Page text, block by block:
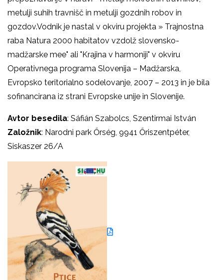
metulji suhih travnišč in metulji gozdnih robov in
gozdov.Vodnik je nastal v okviru projekta » Trajnostna
raba Natura 2000 habitatov vzdolž slovensko-
madžarske mee" ali "Krajina v harmoniji" v okviru
Operativnega programa Slovenija – Madžarska,
Evropsko teritorialno sodelovanje, 2007 – 2013 in je bila
sofinancirana iz strani Evropske unije in Slovenije.
Avtor besedila: Sáfián Szabolcs, Szentirmai István
Založnik: Narodni park Őrség, 9941 Őriszentpéter,
Siskaszer 26/A